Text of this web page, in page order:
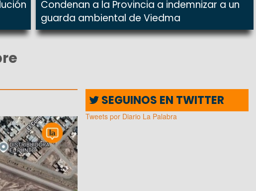
Condenan a la Provincia a indemnizar a un
guarda ambiental de Viedma
SEGUINOS EN TWITTER
Tweets por Diario La Palabra